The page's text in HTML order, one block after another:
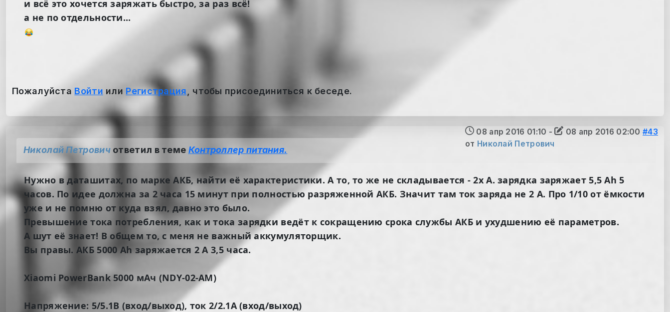
и всё это хочется заряжать быстро, за раз всё!
а не по отдельности...
Пожалуйста Войти или Регистрация , чтобы присоединиться к беседе.
08 апр 2016 01:10 - 08 апр 2016 02:00 #43
от Николай Петрович
Николай Петровичответил в теме Контроллер питания.
Нужно в даташитах, по марке АКБ, найти её характеристики. А то, то же не складывается - 2х А. зарядка заряжает 5,5 Аh 5
часов. По идее должна за 2 часа 15 минут при полностью разряженной АКБ. Значит там ток заряда не 2 А. Про 1/10 от ёмкости
уже и не помню от куда взял, давно это было.
Превышение тока потребления, как и тока зарядки ведёт к сокращению срока службы АКБ и ухудшению её параметров.
А шут её знает! В общем то, с меня не важный аккумуляторщик.
Вы правы. АКБ 5000 Аh заряжается 2 А 3,5 часа.
Xiaomi PowerBank 5000 мАч (NDY-02-AM)
Напряжение: 5/5.1В (вход/выход), ток 2/2.1А (вход/выход)